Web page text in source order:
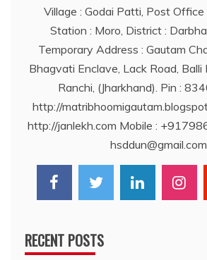
Village : Godai Patti, Post Office
Station : Moro, District :
Temporary Address : Gautam
Bhagvati Enclave, Lack Road, Balli
Ranchi, (Jharkhand). Pin :
http://
http://janlekh.com Mobile :
hsddun@gmail.com
RECENT POSTS